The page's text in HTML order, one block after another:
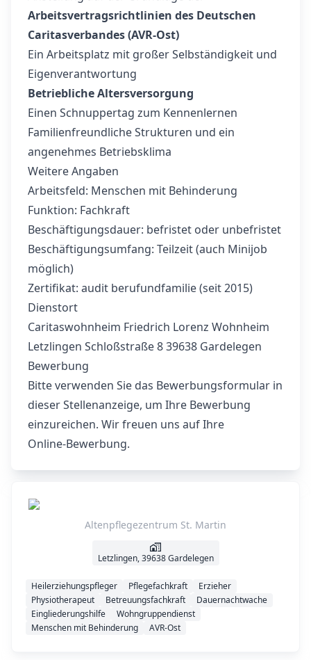
Arbeitsvertragsrichtlinien des Deutschen
Caritasverbandes (AVR‑Ost)
Ein Arbeitsplatz mit großer Selbständigkeit und
Eigenverantwortung
Betriebliche Altersversorgung
Einen Schnuppertag zum Kennenlernen
Familienfreundliche Strukturen und ein
angenehmes Betriebsklima
Weitere Angaben
Arbeitsfeld: Menschen mit Behinderung
Funktion: Fachkraft
Beschäftigungsdauer: befristet oder unbefristet
Beschäftigungsumfang: Teilzeit (auch Minijob
möglich)
Zertifikat: audit berufundfamilie (seit 2015)
Dienstort
Caritaswohnheim Friedrich Lorenz Wohnheim
Letzlingen Schloßstraße 8 39638 Gardelegen
Bewerbung
Bitte verwenden Sie das Bewerbungsformular in
dieser Stellenanzeige, um Ihre Bewerbung
einzureichen. Wir freuen uns auf Ihre
Online‑Bewerbung.
Altenpflegezentrum St. Martin
Letzlingen, 39638 Gardelegen
Heilerziehungspfleger Pflegefachkraft
Erzieher
Physiotherapeut
Betreuungsfachkraft
Dauernachtwache
Eingliederungshilfe
Wohngruppendienst
Menschen mit Behinderung
AVR-Ost